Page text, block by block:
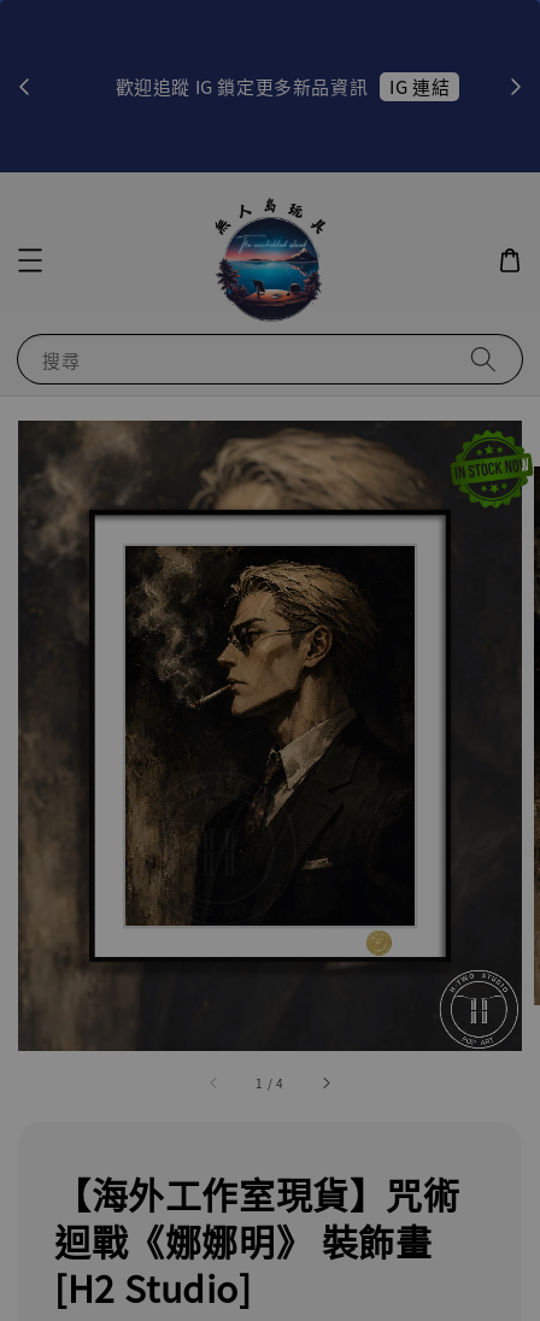
IG 連結
搜尋
1 /4
【海外工作室現貨】咒術
迴戰《娜娜明》 裝飾畫
[H2 Studio]